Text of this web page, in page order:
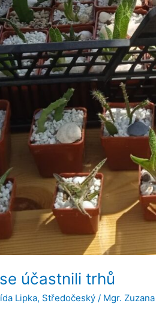
účastnili trhů
Lipka, Středočeský / Mgr.